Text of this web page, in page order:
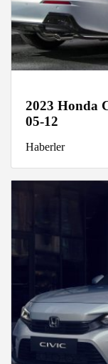
2023 Honda
05-12
Haberler